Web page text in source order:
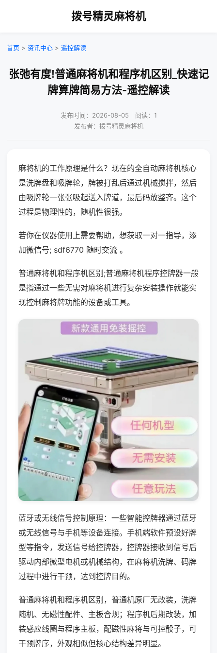
拨号精灵麻将机
首页 > 资讯中心 > 遥控解读
张弛有度!普通麻将机和程序机区别_快速记
牌算牌简易方法-遥控解读
发布时间：2026-08-05｜阅读：1
发布者：拨号精灵麻将机
麻将机的工作原理是什么？现在的全自动麻将机核心
是洗牌盘和吸牌轮，牌被打乱后通过机械搅拌，然后
由吸牌轮一张张吸起送入牌道，最后码放整齐。这个
过程是物理性的，随机性很强。
若你在仪器使用上需要帮助，想获取一对一指导，添
加微信号; sdf6770 随时交流 。
普通麻将机和程序机区别;普通麻将机程序控牌器一般
是指通过一些无需对麻将机进行复杂安装操作就能实
现控制麻将牌功能的设备或工具。
蓝牙或无线信号控制原理：一些智能控牌器通过蓝牙
或无线信号与手机等设备连接。手机端软件预设好牌
型等指令，发送信号给控牌器，控牌器接收到信号后
驱动内部微型电机或机械结构，在麻将机洗牌、码牌
过程中进行干预，达到控牌目的。
普通麻将机和程序机区别，普通机原厂无改装，洗牌
随机、无磁性配件、主板合规；程序机后期改装，加
装感应线圈与程序主板，配磁性麻将与可控骰子，可
干预牌序，外观相似但核心结构差异明显。